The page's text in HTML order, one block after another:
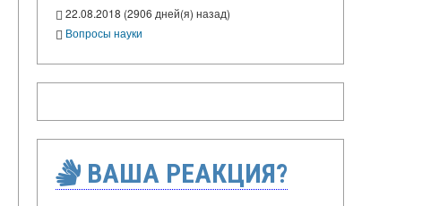
22.08.2018 (2906 дней(я) назад)
Вопросы науки
ВАША РЕАКЦИЯ?